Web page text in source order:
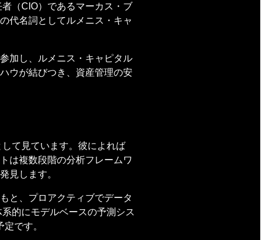
（CIO）であるマーカス・ブ
代名詞としてルメニス・キャ
加し、ルメニス・キャピタル
ウが結びつき、資産管理の安
て見ています。彼によれば
は複数段階の分析フレームワ
見します。
と、プロアクティブでデータ
的にモデルベースの予測シス
です。